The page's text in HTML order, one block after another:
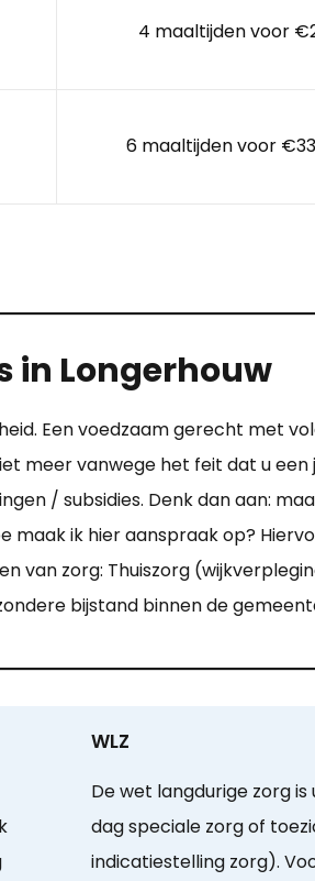
4 maaltijden voor
6 maaltijden voor
in Longerhouw
Een voedzaam gerecht met
meer vanwege het feit dat u
/ subsidies. Denk dan aan:
maak ik hier aanspraak op?
van zorg: Thuiszorg
bijstand binnen de
WLZ
De wet langdurige zorg
dag speciale zorg of
indicatiestelling zorg).